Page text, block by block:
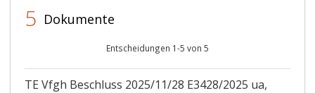
5 Dokumente
Entscheidungen 1-5 von 5
TE Vfgh Beschluss 2025/11/28 E3428/2025 ua,